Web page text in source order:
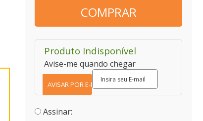
COMPRAR
Produto Indisponível
Avise-me quando chegar
Assinar: